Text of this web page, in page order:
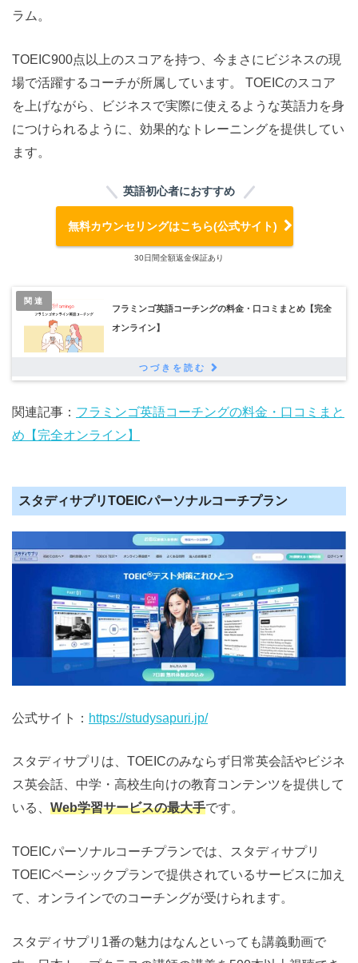
ラム。
TOEIC900点以上のスコアを持つ、今まさにビジネスの現
場で活躍するコーチが所属しています。 TOEICのスコア
を上げながら、ビジネスで実際に使えるような英語力を身
につけられるように、効果的なトレーニングを提供してい
ます。
英語初心者におすすめ
無料カウンセリングはこちら(公式サイト)
30日間全額返金保証あり
関連
フラミンゴ英語コーチングの料金・口コミまとめ【完全
オンライン】
関連記事： フラミンゴ英語コーチングの料金・口コミまと
め【完全オンライン】
スタディサプリTOEICパーソナルコーチプラン
公式サイト： https://studysapuri.jp/
スタディサプリは、TOEICのみならず日常英会話やビジネ
ス英会話、中学・高校生向けの教育コンテンツを提供して
いる、 Web学習サービスの最大手です。
TOEICパーソナルコーチプランでは、スタディサプリ
TOEICベーシックプランで提供されているサービスに加え
て、オンラインでのコーチングが受けられます。
スタディサプリ1番の魅力はなんといっても講義動画で